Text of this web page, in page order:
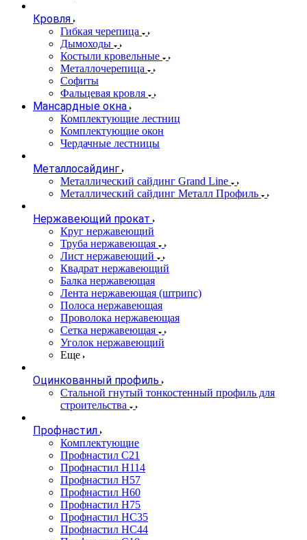
Кровля
Гибкая черепица
Дымоходы
Костыли кровельные
Металлочерепица
Софиты
Фальцевая кровля
Мансардные окна
Комплектующие лестниц
Комплектующие окон
Чердачные лестницы
Металлосайдинг
Металлический сайдинг Grand Line
Металлический сайдинг Металл Профиль
Нержавеющий прокат
Круг нержавеющий
Труба нержавеющая
Лист нержавеющий
Квадрат нержавеющий
Балка нержавеющая
Лента нержавеющая (штрипс)
Полоса нержавеющая
Проволока нержавеющая
Сетка нержавеющая
Уголок нержавеющий
Еще
Оцинкованный профиль
Стальной гнутый тонкостенный профиль для
строительства
Профнастил
Комплектующие
Профнастил C21
Профнастил Н114
Профнастил Н57
Профнастил Н60
Профнастил Н75
Профнастил НС35
Профнастил НС44